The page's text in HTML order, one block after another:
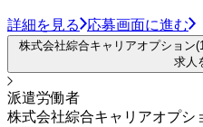
詳細を見る 応募画面に進む
株式会社綜合キャリアオプション
求人
派遣労働者
株式会社綜合キャリアオプシ